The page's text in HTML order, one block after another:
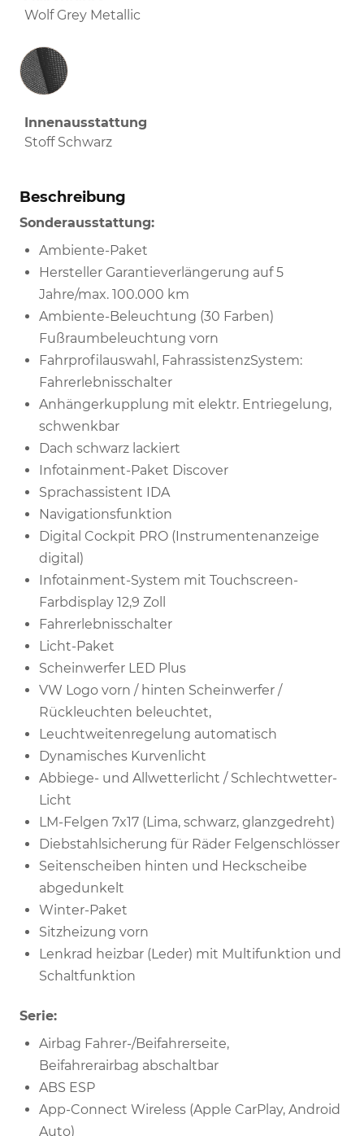
Wolf Grey Metallic
Innenausstattung
Innenausstattung
Stoff Schwarz
Beschreibung
Sonderausstattung:
Ambiente-Paket
Hersteller Garantieverlängerung auf 5
Jahre/max. 100.000 km
Ambiente-Beleuchtung (30 Farben)
Fußraumbeleuchtung vorn
Fahrprofilauswahl, FahrassistenzSystem:
Fahrerlebnisschalter
Anhängerkupplung mit elektr. Entriegelung,
schwenkbar
Dach schwarz lackiert
Infotainment-Paket Discover
Sprachassistent IDA
Navigationsfunktion
Digital Cockpit PRO (Instrumentenanzeige
digital)
Infotainment-System mit Touchscreen-
Farbdisplay 12,9 Zoll
Fahrerlebnisschalter
Licht-Paket
Scheinwerfer LED Plus
VW Logo vorn / hinten Scheinwerfer /
Rückleuchten beleuchtet,
Leuchtweitenregelung automatisch
Dynamisches Kurvenlicht
Abbiege- und Allwetterlicht / Schlechtwetter-
Licht
LM-Felgen 7x17 (Lima, schwarz, glanzgedreht)
Diebstahlsicherung für Räder Felgenschlösser
Seitenscheiben hinten und Heckscheibe
abgedunkelt
Winter-Paket
Sitzheizung vorn
Lenkrad heizbar (Leder) mit Multifunktion und
Schaltfunktion
Serie:
Airbag Fahrer-/Beifahrerseite,
Beifahrerairbag abschaltbar
ABS ESP
App-Connect Wireless (Apple CarPlay, Android
Auto)